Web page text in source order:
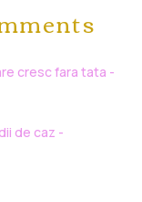
cresc fara tata -
de caz -